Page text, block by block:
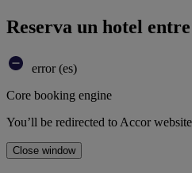
Reserva un hotel
error (es)
Core booking engine
You’ll be redirected to Accor
Close window